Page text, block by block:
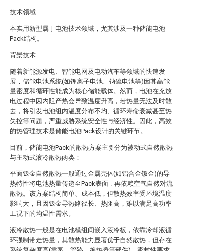
技术领域
本实用新型属于电池技术领域，尤其涉及一种储能电池
Pack结构。
背景技术
随着新能源发电、智能电网及电动汽车等领域的快速发
展，储能电池系统(如锂离子电池、钠硫电池等)因其高能
量密度和循环性能成为核心储能载体。然而，电池在充放
电过程中因内阻产热会导致温度升高，若热量无法及时散
去，将引发电池组内温度分布不均、循环寿命衰减甚至热
失控等问题，严重威胁系统安全性与经济性。因此，高效
的热管理技术是储能电池Pack设计的关键环节。
目前，储能电池Pack的散热方案主要分为被动式自然散热
与主动式液冷散热两类：
平面钣金自然散热一般通过金属壳体(如铝合金钣金)的导
热特性将电池热量传递至Pack表面，再依赖空气自然对流
散热。该方案结构简单、成本低，但散热效率受环境温度
影响大，且因钣金导热路径长、热阻高，难以满足高功率
工况下的均温性需求。
液冷散热一般是在电池模组间嵌入液冷板，依靠冷却液循
环强制带走热量，其散热能力显著优于自然散热，但存在